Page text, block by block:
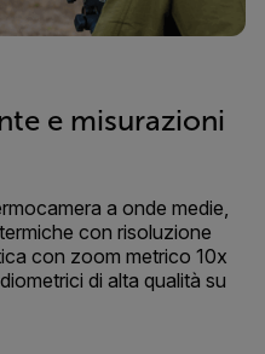
e misurazioni
a onde medie,
con risoluzione
con zoom metrico 10x
di alta qualità su